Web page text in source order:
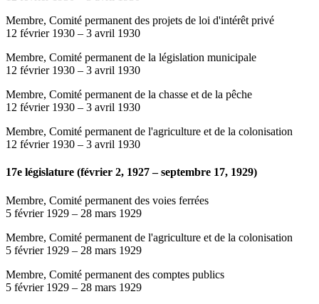
Membre, Comité permanent des projets de loi d'intérêt privé
12 février 1930 – 3 avril 1930
Membre, Comité permanent de la législation municipale
12 février 1930 – 3 avril 1930
Membre, Comité permanent de la chasse et de la pêche
12 février 1930 – 3 avril 1930
Membre, Comité permanent de l'agriculture et de la colonisation
12 février 1930 – 3 avril 1930
17e législature (février 2, 1927 – septembre 17, 1929)
Membre, Comité permanent des voies ferrées
5 février 1929 – 28 mars 1929
Membre, Comité permanent de l'agriculture et de la colonisation
5 février 1929 – 28 mars 1929
Membre, Comité permanent des comptes publics
5 février 1929 – 28 mars 1929